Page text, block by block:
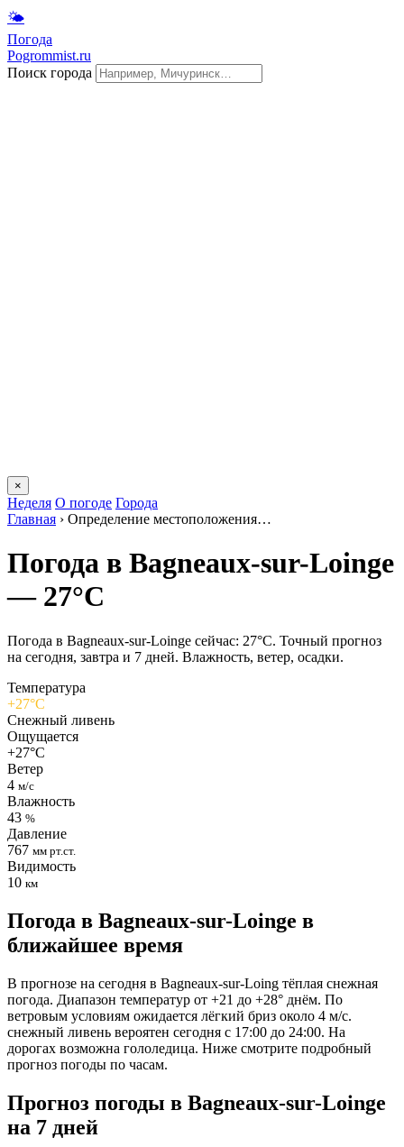
🌤
Погода
Pogrommist.ru
Поиск города
×
Неделя О погоде Города
Главная › Определение местоположения…
Погода в Bagneaux-sur-Loingе
— 27°C
Погода в Bagneaux-sur-Loingе сейчас: 27°C. Точный прогноз
на сегодня, завтра и 7 дней. Влажность, ветер, осадки.
Температура
+27°C
Снежный ливень
Ощущается
+27°C
Ветер
4 м/с
Влажность
43 %
Давление
767 мм рт.ст.
Видимость
10 км
Погода в Bagneaux-sur-Loingе в
ближайшее время
В прогнозе на сегодня в Bagneaux-sur-Loing тёплая снежная
погода. Диапазон температур от +21 до +28° днём. По
ветровым условиям ожидается лёгкий бриз около 4 м/с.
снежный ливень вероятен сегодня с 17:00 до 24:00. На
дорогах возможна гололедица. Ниже смотрите подробный
прогноз погоды по часам.
Прогноз погоды в Bagneaux-sur-Loingе
на 7 дней